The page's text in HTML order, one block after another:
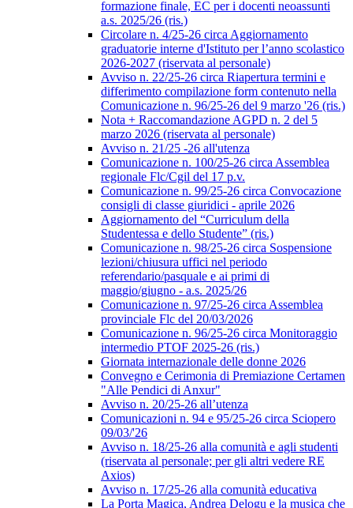
formazione finale, EC per i docenti neoassunti
a.s. 2025/26 (ris.)
Circolare n. 4/25-26 circa Aggiornamento
graduatorie interne d'Istituto per l’anno scolastico
2026-2027 (riservata al personale)
Avviso n. 22/25-26 circa Riapertura termini e
differimento compilazione form contenuto nella
Comunicazione n. 96/25-26 del 9 marzo '26 (ris.)
Nota + Raccomandazione AGPD n. 2 del 5
marzo 2026 (riservata al personale)
Avviso n. 21/25 -26 all'utenza
Comunicazione n. 100/25-26 circa Assemblea
regionale Flc/Cgil del 17 p.v.
Comunicazione n. 99/25-26 circa Convocazione
consigli di classe giuridici - aprile 2026
Aggiornamento del “Curriculum della
Studentessa e dello Studente” (ris.)
Comunicazione n. 98/25-26 circa Sospensione
lezioni/chiusura uffici nel periodo
referendario/pasquale e ai primi di
maggio/giugno - a.s. 2025/26
Comunicazione n. 97/25-26 circa Assemblea
provinciale Flc del 20/03/2026
Comunicazione n. 96/25-26 circa Monitoraggio
intermedio PTOF 2025-26 (ris.)
Giornata internazionale delle donne 2026
Convegno e Cerimonia di Premiazione Certamen
"Alle Pendici di Anxur"
Avviso n. 20/25-26 all’utenza
Comunicazioni n. 94 e 95/25-26 circa Sciopero
09/03/'26
Avviso n. 18/25-26 alla comunità e agli studenti
(riservata al personale; per gli altri vedere RE
Axios)
Avviso n. 17/25-26 alla comunità educativa
La Porta Magica, Andrea Delogu e la musica che